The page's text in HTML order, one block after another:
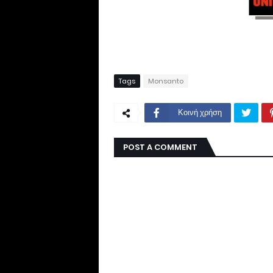
Tags Monsanto
Κοινή χρήση
POST A COMMENT